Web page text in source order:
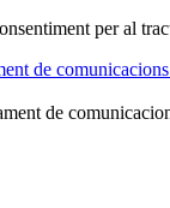
per al
de
de